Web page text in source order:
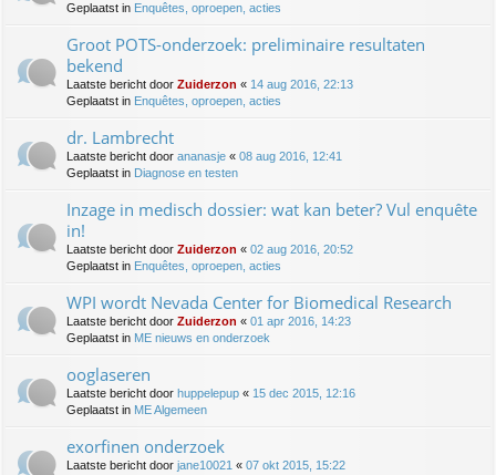
Geplaatst in Enquêtes, oproepen, acties
Groot POTS-onderzoek: preliminaire resultaten
bekend
Laatste bericht door Zuiderzon « 14 aug 2016, 22:13
Geplaatst in Enquêtes, oproepen, acties
dr. Lambrecht
Laatste bericht door ananasje « 08 aug 2016, 12:41
Geplaatst in Diagnose en testen
Inzage in medisch dossier: wat kan beter? Vul enquête
in!
Laatste bericht door Zuiderzon « 02 aug 2016, 20:52
Geplaatst in Enquêtes, oproepen, acties
WPI wordt Nevada Center for Biomedical Research
Laatste bericht door Zuiderzon « 01 apr 2016, 14:23
Geplaatst in ME nieuws en onderzoek
ooglaseren
Laatste bericht door huppelepup « 15 dec 2015, 12:16
Geplaatst in ME Algemeen
exorfinen onderzoek
Laatste bericht door jane10021 « 07 okt 2015, 15:22